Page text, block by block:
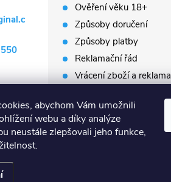
abychom Vám umožnili
webu a díky analýze
neustále zlepšovali jeho funkce,
Ověření věku 18+
Způsoby doručení
Způsoby platby
Reklamační řád
Vrácení zboží a
Prodávané značky
Slovník pojmů
cookies